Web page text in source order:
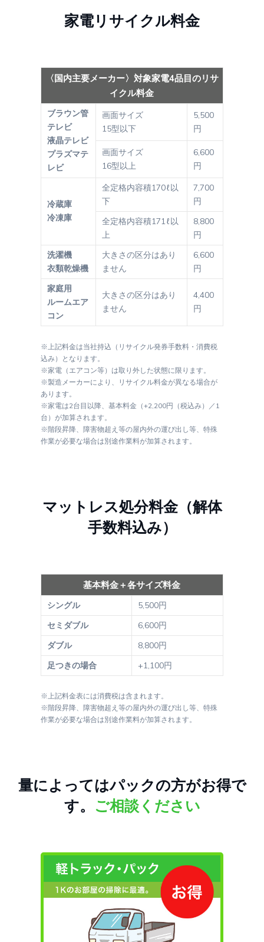
家電リサイクル料金
〈国内主要メーカー〉対象家電4品目のリサ
イクル料金
ブラウン管
テレビ
液晶テレビ
プラズマテ
レビ
画面サイズ
15型以下
5,500
円
画面サイズ
16型以上
6,600
円
冷蔵庫
冷凍庫
全定格内容積170ℓ以
下
7,700
円
全定格内容積171ℓ以
上
8,800
円
洗濯機
衣類乾燥機
大きさの区分はあり
ません
6,600
円
家庭用
ルームエア
コン
大きさの区分はあり
ません
4,400
円
※上記料金は当社持込（リサイクル発券手数料・消費税
込み）となります。
※家電（エアコン等）は取り外した状態に限ります。
※製造メーカーにより、リサイクル料金が異なる場合が
あります。
※家電は2台目以降、基本料金（+2,200円（税込み）／1
台）が加算されます。
※階段昇降、障害物超え等の屋内外の運び出し等、特殊
作業が必要な場合は別途作業料が加算されます。
マットレス処分料金（解体
手数料込み）
基本料金＋各サイズ料金
シングル
5,500円
セミダブル
6,600円
ダブル
8,800円
足つきの場合
+1,100円
※上記料金表には消費税は含まれます。
※階段昇降、障害物超え等の屋内外の運び出し等、特殊
作業が必要な場合は別途作業料が加算されます。
量によってはパックの方がお得で
す。 ご相談ください